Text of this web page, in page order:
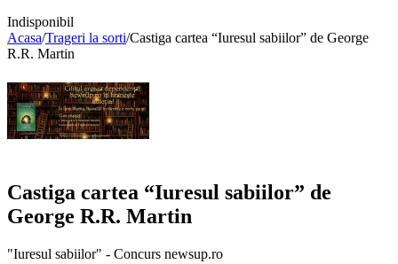
Indisponibil
Acasa/Trageri la sorti/Castiga cartea “Iuresul sabiilor” de George
R.R. Martin
Castiga cartea “Iuresul sabiilor” de
George R.R. Martin
"Iuresul sabiilor" - Concurs newsup.ro